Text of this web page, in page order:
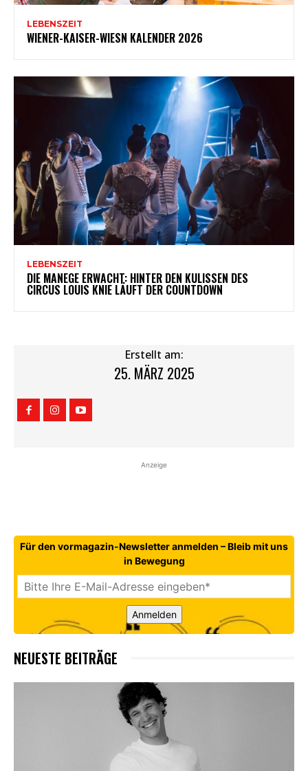
LEBENSZEIT
WIENER-KAISER-WIESN KALENDER 2026
LEBENSZEIT
DIE MANEGE ERWACHT: HINTER DEN KULISSEN DES
CIRCUS LOUIS KNIE LÄUFT DER COUNTDOWN
Erstellt am:
25. MÄRZ 2025
Anzeige
Für den vormagazin-Newsletter anmelden – Bleib mit uns
in Bewegung
Anmelden
NEUESTE BEITRÄGE